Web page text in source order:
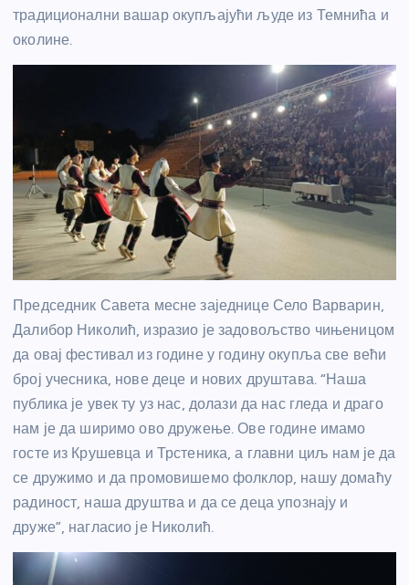
традиционални вашар окупљајући људе из Темнића и
околине.
Председник Савета месне заједнице Село Варварин,
Далибор Николић, изразио је задовољство чињеницом
да овај фестивал из године у годину окупља све већи
број учесника, нове деце и нових друштава. “Наша
публика је увек ту уз нас, долази да нас гледа и драго
нам је да ширимо ово дружење. Ове године имамо
госте из Крушевца и Трстеника, а главни циљ нам је да
се дружимо и да промовишемо фолклор, нашу домаћу
радиност, наша друштва и да се деца упознају и
друже”, нагласио је Николић.